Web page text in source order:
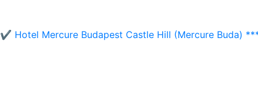
✔️ Hotel Mercure Budapest Castle Hill (Mercure Buda)